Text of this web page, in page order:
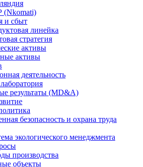
и сбыт
линейка
стратегия
активы
активы
деятельность
результаты (MD&A)
безопасность и охрана труда
экологического менеджмента
производства
объекты